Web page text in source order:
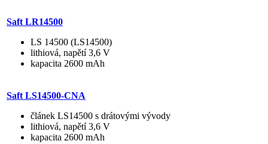
Saft LR14500
LS 14500 (LS14500)
lithiová, napětí 3,6 V
kapacita 2600 mAh
Saft LS14500-CNA
článek LS14500 s drátovými vývody
lithiová, napětí 3,6 V
kapacita 2600 mAh